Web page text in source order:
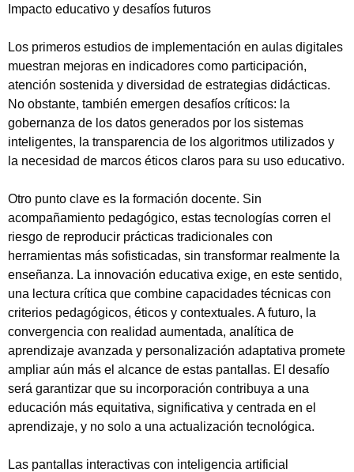
Impacto educativo y desafíos futuros
Los primeros estudios de implementación en aulas digitales
muestran mejoras en indicadores como participación,
atención sostenida y diversidad de estrategias didácticas.
No obstante, también emergen desafíos críticos: la
gobernanza de los datos generados por los sistemas
inteligentes, la transparencia de los algoritmos utilizados y
la necesidad de marcos éticos claros para su uso educativo.
Otro punto clave es la formación docente. Sin
acompañamiento pedagógico, estas tecnologías corren el
riesgo de reproducir prácticas tradicionales con
herramientas más sofisticadas, sin transformar realmente la
enseñanza. La innovación educativa exige, en este sentido,
una lectura crítica que combine capacidades técnicas con
criterios pedagógicos, éticos y contextuales. A futuro, la
convergencia con realidad aumentada, analítica de
aprendizaje avanzada y personalización adaptativa promete
ampliar aún más el alcance de estas pantallas. El desafío
será garantizar que su incorporación contribuya a una
educación más equitativa, significativa y centrada en el
aprendizaje, y no solo a una actualización tecnológica.
Las pantallas interactivas con inteligencia artificial